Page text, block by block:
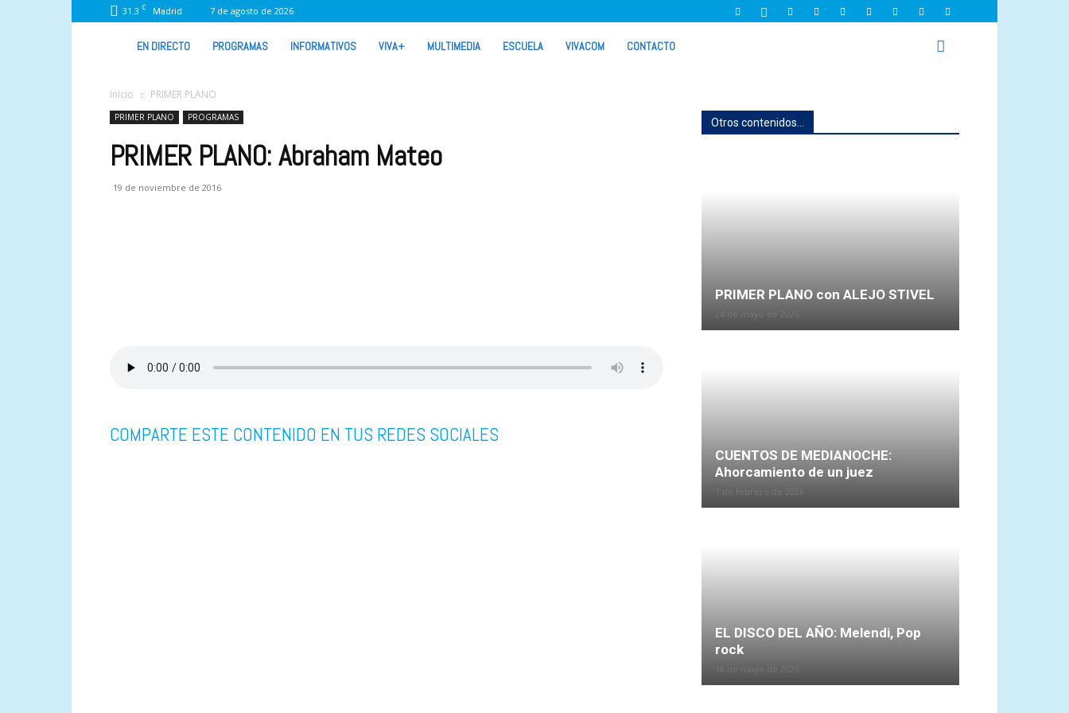
31.3 C Madrid 7 de agosto de 2026
VIVA
RADIO
EN DIRECTO PROGRAMAS INFORMATIVOS VIVA+ MULTIMEDIA ESCUELA VIVACOM CONTACTO
Inicio PRIMER PLANO
PRIMER PLANO PROGRAMAS
PRIMER PLANO: Abraham Mateo
19 de noviembre de 2016
COMPARTE ESTE CONTENIDO EN TUS REDES SOCIALES
Otros contenidos...
PRIMER PLANO con ALEJO STIVEL
CUENTOS DE MEDIANOCHE:
Ahorcamiento de un juez
EL DISCO DEL AÑO: Melendi, Pop
rock